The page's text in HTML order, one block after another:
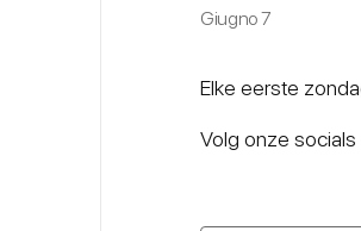
Giugno 7
Elke eerste
Volg onze